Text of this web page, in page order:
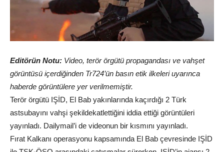
Editörün Notu: Video, terör örgütü propagandası ve vahşet
görüntüsü içerdiğinden Tr724’ün basın etik ilkeleri uyarınca
haberde görüntülere yer verilmemiştir.
Terör örgütü IŞİD, El Bab yakınlarında kaçırdığı 2 Türk
astsubayını vahşi şekildekatlettiğini iddia ettiği görüntüleri
yayınladı. Dailymail’i de videonun bir kısmını yayınladı.
Fırat Kalkanı operasyonu kapsamında El Bab çevresinde IŞİD